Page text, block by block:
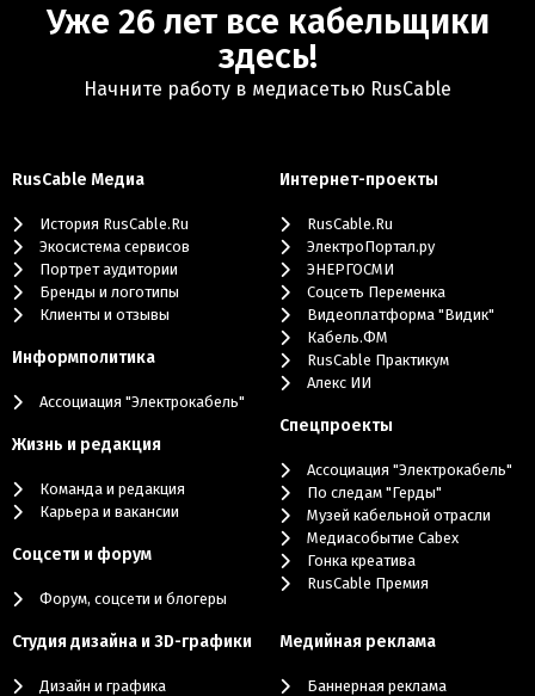
Уже 26 лет все кабельщики
здесь!
Начните работу в медиасетью RusCable
RusCable Медиа
История RusCable.Ru
Экосистема сервисов
Портрет аудитории
Бренды и логотипы
Клиенты и отзывы
Информполитика
Ассоциация "Электрокабель"
Жизнь и редакция
Команда и редакция
Карьера и вакансии
Соцсети и форум
Форум, соцсети и блогеры
Интернет-проекты
RusCable.Ru
ЭлектроПортал.ру
ЭНЕРГОСМИ
Cоцсеть Переменка
Видеоплатформа "Видик"
Кабель.ФМ
RusCable Практикум
Алекс ИИ
Cпецпроекты
Ассоциация "Электрокабель"
По следам "Герды"
Музей кабельной отрасли
Медиасобытие Cabex
Гонка креатива
RusCable Премия
Студия дизайна и 3D-графики
Дизайн и графика
Медийная реклама
Баннерная реклама